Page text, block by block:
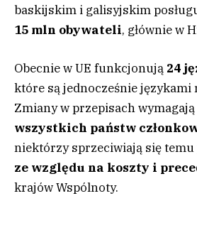
baskijskim i galisyjskim
15 mln obywateli, głównie w
Obecnie w UE funkcjonują 24
które są jednocześnie językami
Zmiany w przepisach wymagają
wszystkich państw
niektórzy sprzeciwiają się temu
ze względu na koszty i
krajów Wspólnoty.